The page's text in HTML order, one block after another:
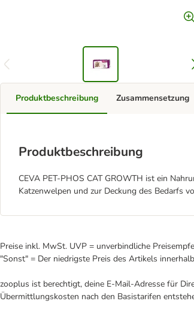
Produktbeschreibung
Produktbeschreibung
CEVA PET-PHOS CAT GROWTH ist ein
Katzenwelpen und zur Deckung des Bedarfs
Zusammensetzung
Preise inkl. MwSt. UVP = unverbindliche
"Sonst" = Der niedrigste Preis des Artikels
zooplus ist berechtigt, deine E-Mail-Adresse für
Übermittlungskosten nach den Basistarifen